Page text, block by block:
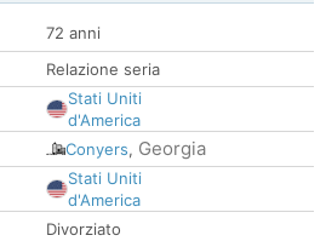
72 anni
Relazione seria
Stati Uniti
d'America
Conyers, Georgia
Stati Uniti
d'America
Divorziato